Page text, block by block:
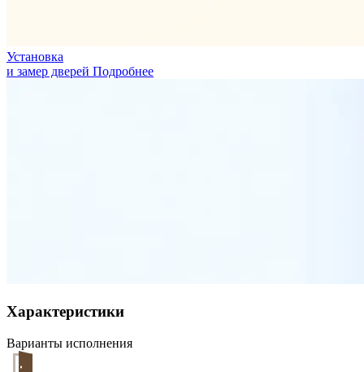
Установка
и замер дверей Подробнее
Характеристики
Варианты исполнения